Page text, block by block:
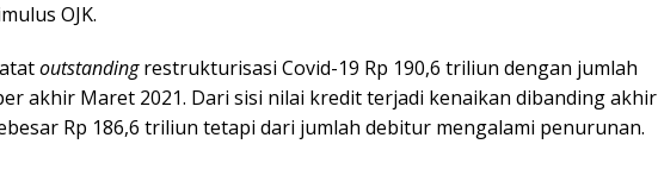
OJK.
outstandingrestrukturisasi Covid-19 Rp 190,6 triliun dengan jumlah
akhir Maret 2021. Dari sisi nilai kredit terjadi kenaikan dibanding akhir
Rp 186,6 triliun tetapi dari jumlah debitur mengalami penurunan.